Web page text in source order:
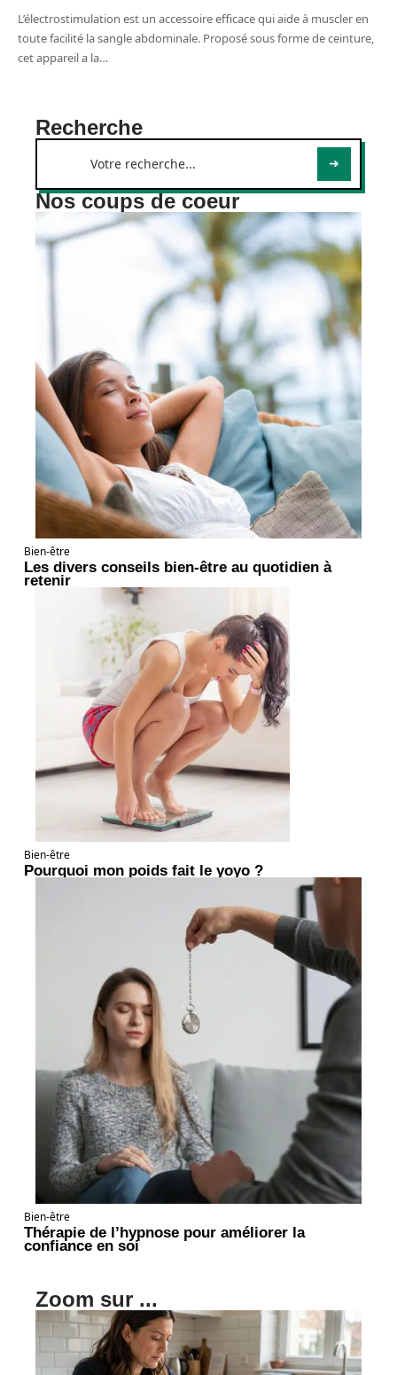
L’électrostimulation est un accessoire efficace qui aide à muscler en
toute facilité la sangle abdominale. Proposé sous forme de ceinture,
cet appareil a la…
Recherche
Nos coups de coeur
Bien-être
Les divers conseils bien-être au quotidien à
retenir
Bien-être
Pourquoi mon poids fait le yoyo ?
Bien-être
Thérapie de l’hypnose pour améliorer la
confiance en soi
Zoom sur ...